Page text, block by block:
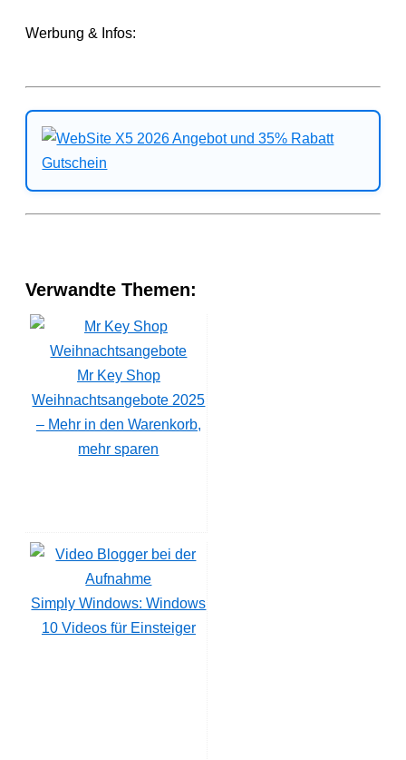
Werbung & Infos:
Verwandte Themen:
Mr Key Shop
Weihnachtsangebote 2025
– Mehr in den Warenkorb,
mehr sparen
Simply Windows: Windows
10 Videos für Einsteiger